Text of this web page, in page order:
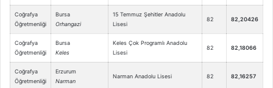
Coğrafya
Öğretmenliği
Bursa
Orhangazi
15 Temmuz Şehitler Anadolu
Lisesi
82 82,20426
Coğrafya
Öğretmenliği
Bursa
Keles
Keles Çok Programlı Anadolu
Lisesi
82 82,18066
Coğrafya
Öğretmenliği
Erzurum
Narman
Narman Anadolu Lisesi 82 82,16257